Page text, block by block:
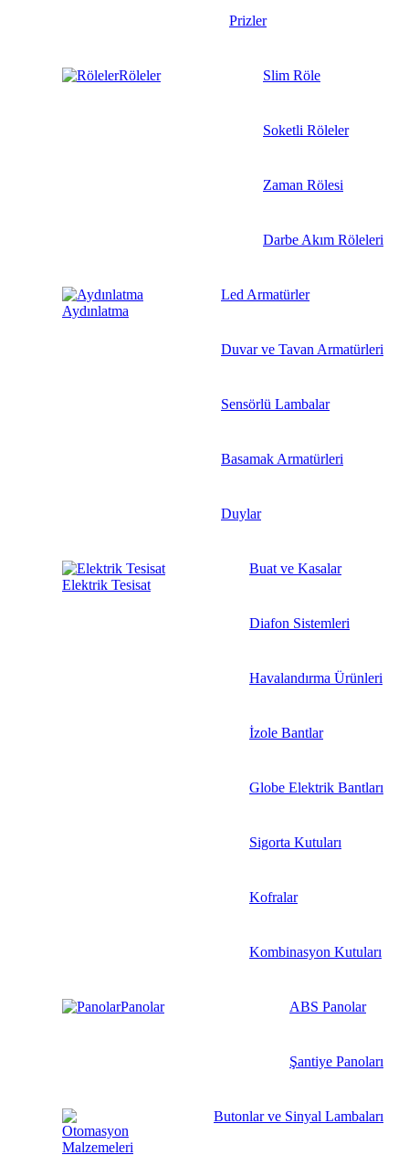
Prizler
Röleler Slim Röle
Soketli Röleler
Zaman Rölesi
Darbe Akım Röleleri
Aydınlatma
Led Armatürler
Duvar ve Tavan Armatürleri
Sensörlü Lambalar
Basamak Armatürleri
Duylar
Elektrik Tesisat
Buat ve Kasalar
Diafon Sistemleri
Havalandırma Ürünleri
İzole Bantlar
Globe Elektrik Bantları
Sigorta Kutuları
Kofralar
Kombinasyon Kutuları
Panolar ABS Panolar
Şantiye Panoları
Butonlar ve Sinyal Lambaları